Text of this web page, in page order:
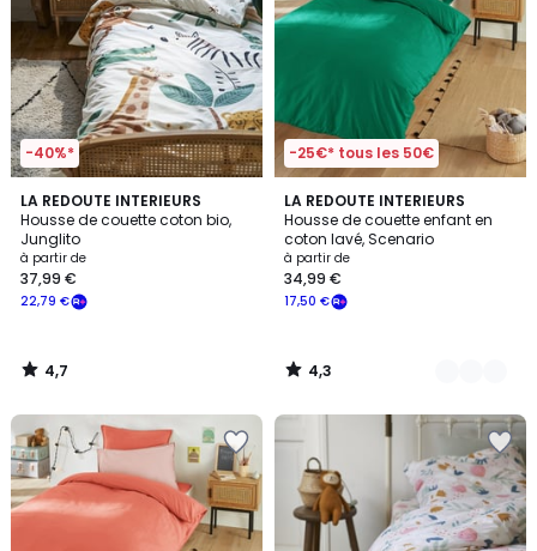
-40%*
LA REDOUTE INTERIEURS
Housse de couette coton bio,
Junglito
à partir de
22,79 €
37,99 €
4,7
/ 5
4,7
/
-25€* tous les 50€
LA REDOUTE INTERIEURS
Housse de couette enfant en
coton lavé, Scenario
à partir de
17,50 €
34,99 €
4,3
/ 5
2
Couleurs
4,3
/